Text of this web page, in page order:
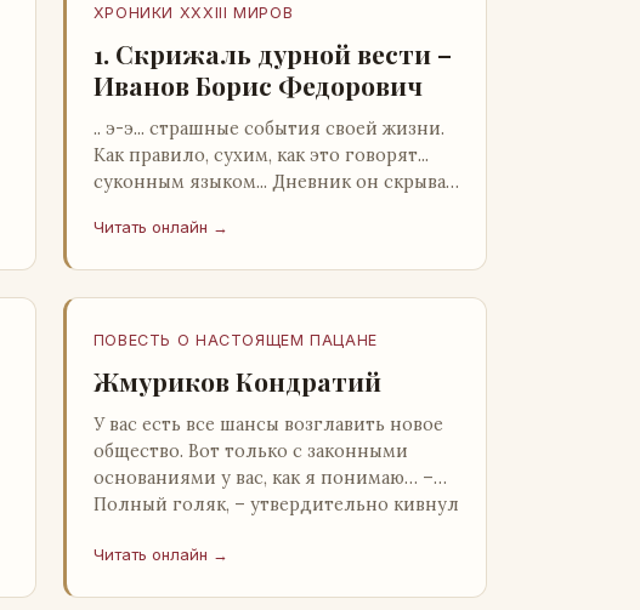
ХРОНИКИ XXXIII МИРОВ
1. Скрижаль дурной вести –
Иванов Борис Федорович
.. э-э... страшные события своей жизни.
Как правило, сухим, как это говорят...
суконным языком... Дневник он скрывал
Скорее всего, даже с…
Читать онлайн →
ПОВЕСТЬ О НАСТОЯЩЕМ ПАЦАНЕ
Жмуриков Кондратий
У вас есть все шансы возглавить новое
общество. Вот только с законными
основаниями у вас, как я понимаю… –
Полный голяк, – утвердительно кивнул
Читать онлайн →